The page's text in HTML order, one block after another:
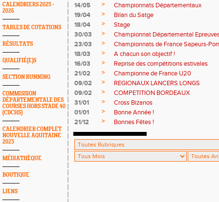
CALENDRIERS 2025 -
2026
TABLES DE COTATIONS
RÉSULTATS
QUALIFIÉ(E)S
SECTION RUNNING
COMMISSION
DÉPARTEMENTALE DES
COURSES HORS STADE 40
(CDCHS)
CALENDRIER COMPLET
NOUVELLE AQUITAINE
2023
MÉDIATHÈQUE
BOUTIQUE
LIENS
14/05
>
Championnats Départementaux
19/04
>
Bilan du Satge
18/04
>
Stage
30/03
>
Championnat Départemental
23/03
>
Championnats de France Sapeurs-
18/03
>
A chacun son objectif !
16/03
>
Reprise des compétitions estivales
21/02
>
Championne de France U20
09/02
>
REGIONAUX LANCERS LONGS
09/02
>
COMPETITION BORDEAUX
31/01
>
Cross Bizanos
01/01
>
Bonne Année !
21/12
> Bonnes Fêtes !